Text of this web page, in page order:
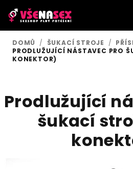
na
obsah
DOMŮ / ŠUKACÍ STROJE /
PRODLUŽUJÍCÍ NÁSTAVEC PRO
KONEKTOR)
Prodlužující
šukací